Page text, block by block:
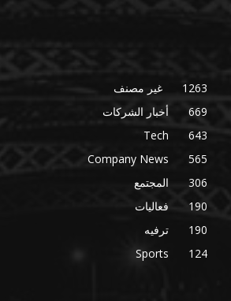
غير مصنف
1263
أخبار الشركات
669
Tech
643
Company News
565
المجتمع
306
فعاليات
190
ترفيه
190
Sports
124